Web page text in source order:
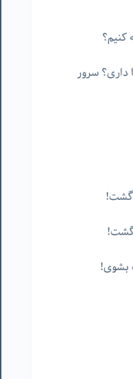
کنیم؟
داری؟ سرور
گشت!
گشت!
بشوی!